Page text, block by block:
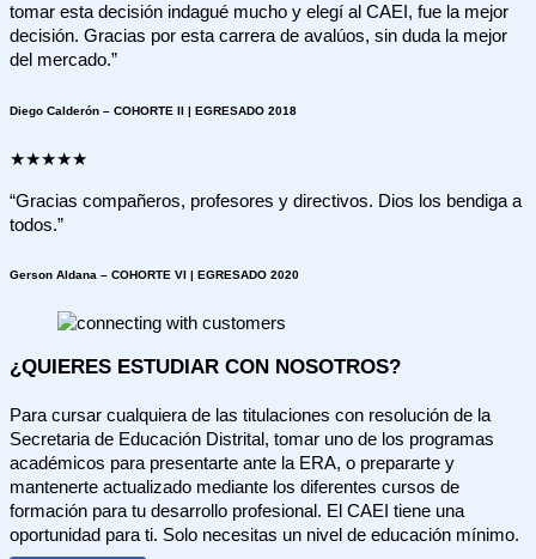
tomar esta decisión indagué mucho y elegí al CAEI, fue la mejor
decisión. Gracias por esta carrera de avalúos, sin duda la mejor
del mercado.”
Diego Calderón – COHORTE II | EGRESADO 2018
★★★★★
“Gracias compañeros, profesores y directivos. Dios los bendiga a
todos.”
Gerson Aldana – COHORTE VI | EGRESADO 2020
¿QUIERES ESTUDIAR CON NOSOTROS?
Para cursar cualquiera de las titulaciones con resolución de la
Secretaria de Educación Distrital, tomar uno de los programas
académicos para presentarte ante la ERA, o prepararte y
mantenerte actualizado mediante los diferentes cursos de
formación para tu desarrollo profesional. El CAEI tiene una
oportunidad para ti. Solo necesitas un nivel de educación mínimo.